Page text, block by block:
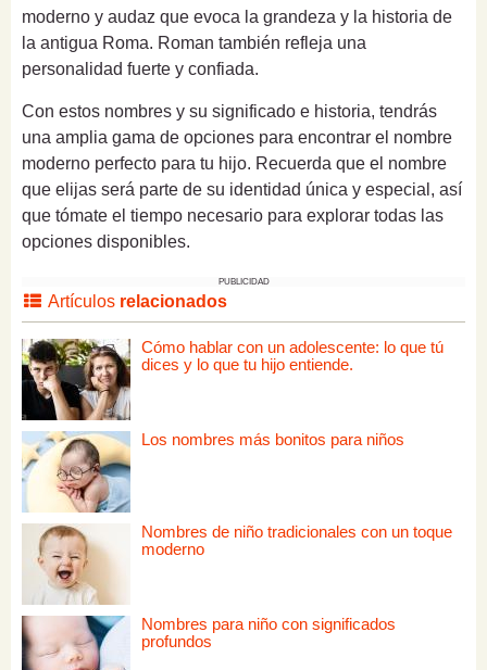
moderno y audaz que evoca la grandeza y la historia de
la antigua Roma. Roman también refleja una
personalidad fuerte y confiada.
Con estos nombres y su significado e historia, tendrás
una amplia gama de opciones para encontrar el nombre
moderno perfecto para tu hijo. Recuerda que el nombre
que elijas será parte de su identidad única y especial, así
que tómate el tiempo necesario para explorar todas las
opciones disponibles.
PUBLICIDAD
Artículos relacionados
Cómo hablar con un adolescente: lo que tú
dices y lo que tu hijo entiende.
Los nombres más bonitos para niños
Nombres de niño tradicionales con un toque
moderno
Nombres para niño con significados
profundos